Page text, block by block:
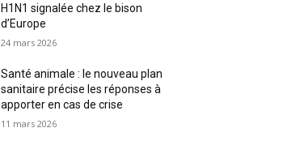
H1N1 signalée chez le bison
d’Europe
24 mars 2026
Santé animale : le nouveau plan
sanitaire précise les réponses à
apporter en cas de crise
11 mars 2026